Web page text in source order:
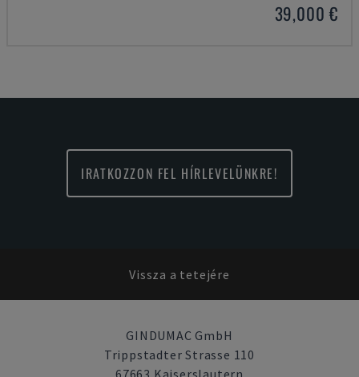
39,000 €
IRATKOZZON FEL HÍRLEVELÜNKRE!
Vissza a tetejére
GINDUMAC GmbH
Trippstadter Strasse 110
67663 Kaiserslautern